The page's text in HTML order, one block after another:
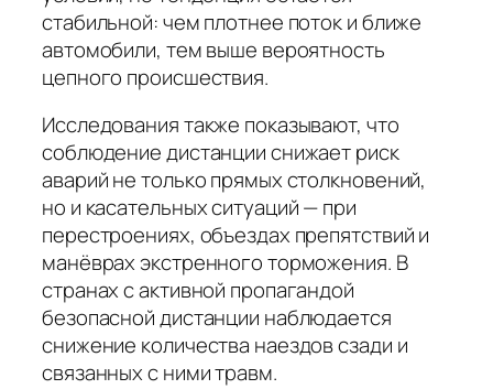
стабильной: чем плотнее поток и ближе
автомобили, тем выше вероятность
цепного происшествия.
Исследования также показывают, что
соблюдение дистанции снижает риск
аварий не только прямых столкновений,
но и касательных ситуаций — при
перестроениях, объездах препятствий и
манёврах экстренного торможения. В
странах с активной пропагандой
безопасной дистанции наблюдается
снижение количества наездов сзади и
связанных с ними травм.